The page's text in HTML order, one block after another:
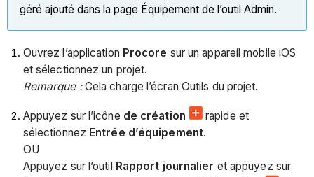
géré ajouté dans la page Équipement de l’outil Admin.
Ouvrez l’application Procore sur un appareil mobile iOS
et sélectionnez un projet.
Remarque :Cela charge l’écran Outils du projet.
Appuyez sur l’icône de création
rapide et
sélectionnez Entrée d’équipement.
OU
Appuyez sur l’outil
Rapport journalier et appuyez sur